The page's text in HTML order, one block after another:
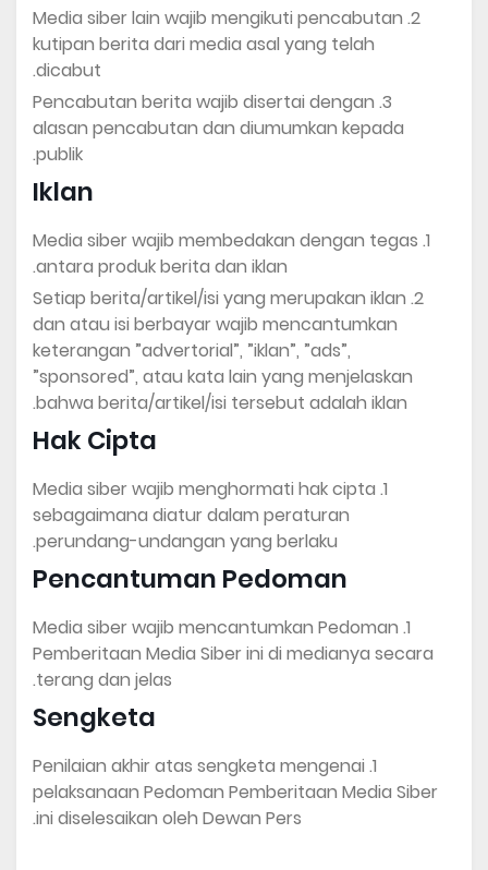
Media siber lain wajib mengikuti pencabutan
kutipan berita dari media asal yang telah
dicabut.
Pencabutan berita wajib disertai dengan
alasan pencabutan dan diumumkan kepada
publik.
Iklan
Media siber wajib membedakan dengan tegas
antara produk berita dan iklan.
Setiap berita/artikel/isi yang merupakan iklan
dan atau isi berbayar wajib mencantumkan
keterangan ”advertorial”, ”iklan”, ”ads”,
”sponsored”, atau kata lain yang menjelaskan
bahwa berita/artikel/isi tersebut adalah iklan.
Hak Cipta
Media siber wajib menghormati hak cipta
sebagaimana diatur dalam peraturan
perundang-undangan yang berlaku.
Pencantuman Pedoman
Media siber wajib mencantumkan Pedoman
Pemberitaan Media Siber ini di medianya secara
terang dan jelas.
Sengketa
Penilaian akhir atas sengketa mengenai
pelaksanaan Pedoman Pemberitaan Media Siber
ini diselesaikan oleh Dewan Pers.